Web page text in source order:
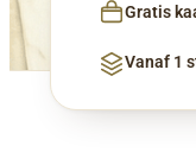
Gratis
Vanaf 1